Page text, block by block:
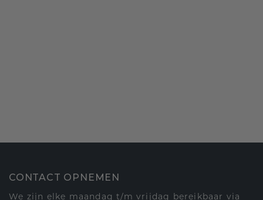
CONTACT OPNEMEN
We zijn elke maandag t/m vrijdag bereikbaar via